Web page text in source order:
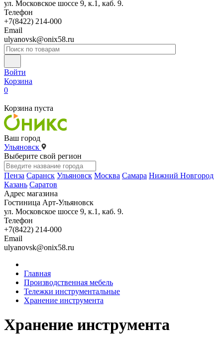
ул. Московское шоссе 9, к.1, каб. 9.
Телефон
+7(8422) 214-000
Email
ulyanovsk@onix58.ru
Войти
Корзина
0
Корзина пуста
Ваш город
Ульяновск
Выберите свой регион
Пенза Саранск Ульяновск Москва Самара Нижний Новгород
Казань Саратов
Адрес магазина
Гостиница Арт-Ульяновск
ул. Московское шоссе 9, к.1, каб. 9.
Телефон
+7(8422) 214-000
Email
ulyanovsk@onix58.ru
Главная
Производственная мебель
Тележки инструментальные
Хранение инструмента
Хранение инструмента